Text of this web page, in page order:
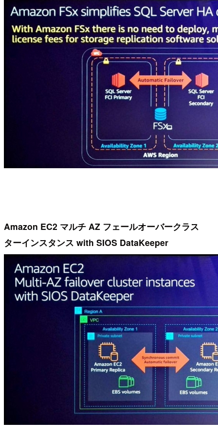
Amazon EC2 マルチ AZ フェールオーバークラス
ターインスタンス with SIOS DataKeeper